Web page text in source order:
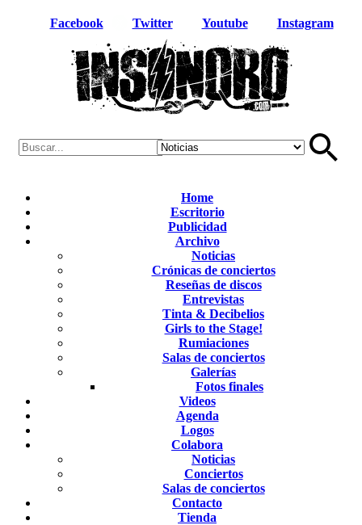
Facebook Twitter Youtube Instagram
Home
Escritorio
Publicidad
Archivo
Noticias
Crónicas de conciertos
Reseñas de discos
Entrevistas
Tinta & Decibelios
Girls to the Stage!
Rumiaciones
Salas de conciertos
Galerías
Fotos finales
Videos
Agenda
Logos
Colabora
Noticias
Conciertos
Salas de conciertos
Contacto
Tienda